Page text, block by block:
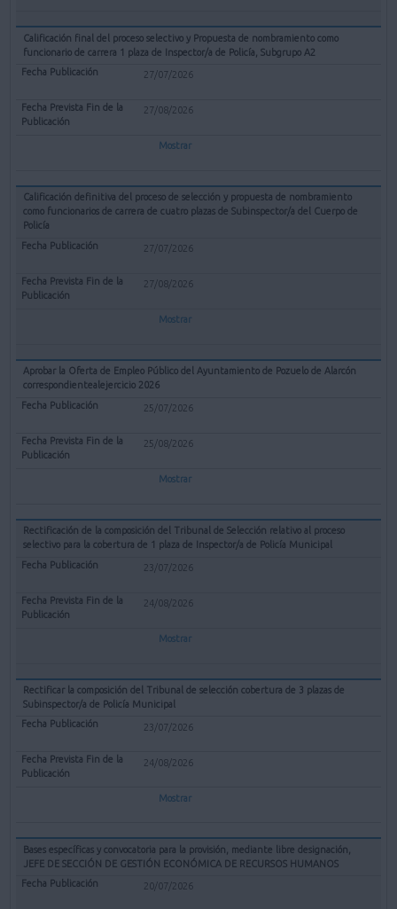
Calificación final del proceso selectivo y Propuesta de nombramiento como
funcionario de carrera 1 plaza de Inspector/a de Policía, Subgrupo A2
27/07/2026
27/08/2026
Mostrar
Calificación definitiva del proceso de selección y propuesta de nombramiento
como funcionarios de carrera de cuatro plazas de Subinspector/a del Cuerpo de
Policía
27/07/2026
27/08/2026
Mostrar
Aprobar la Oferta de Empleo Público del Ayuntamiento de Pozuelo de Alarcón
correspondientealejercicio 2026
25/07/2026
25/08/2026
Mostrar
Rectificación de la composición del Tribunal de Selección relativo al proceso
selectivo para la cobertura de 1 plaza de Inspector/a de Policía Municipal
23/07/2026
24/08/2026
Mostrar
Rectificar la composición del Tribunal de selección cobertura de 3 plazas de
Subinspector/a de Policía Municipal
23/07/2026
24/08/2026
Mostrar
Bases específicas y convocatoria para la provisión, mediante libre designación,
JEFE DE SECCIÓN DE GESTIÓN ECONÓMICA DE RECURSOS HUMANOS
20/07/2026